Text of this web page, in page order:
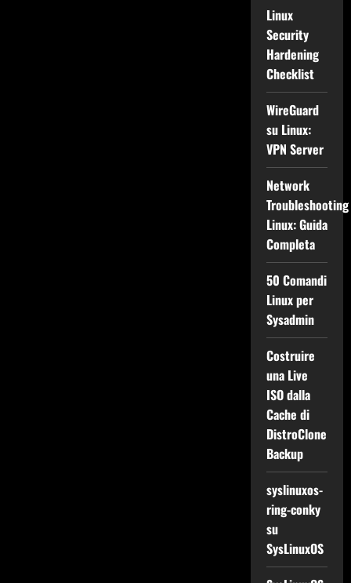
Linux
Security
Hardening
Checklist
WireGuard
su Linux:
VPN Server
Network
Troubleshooting
Linux: Guida
Completa
50 Comandi
Linux per
Sysadmin
Costruire
una Live
ISO dalla
Cache di
DistroClone
Backup
syslinuxos-
ring-conky
su
SysLinuxOS